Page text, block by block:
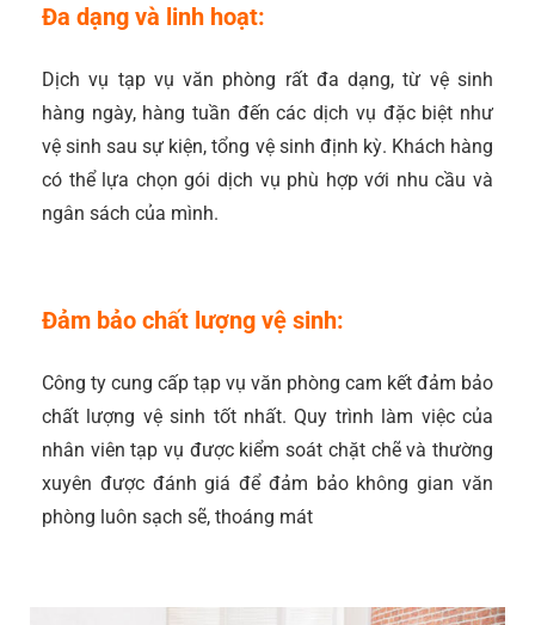
Đa dạng và linh hoạt:
Dịch vụ tạp vụ văn phòng rất đa dạng, từ vệ sinh
hàng ngày, hàng tuần đến các dịch vụ đặc biệt như
vệ sinh sau sự kiện, tổng vệ sinh định kỳ. Khách hàng
có thể lựa chọn gói dịch vụ phù hợp với nhu cầu và
ngân sách của mình.
Đảm bảo chất lượng vệ sinh:
Công ty cung cấp tạp vụ văn phòng cam kết đảm bảo
chất lượng vệ sinh tốt nhất. Quy trình làm việc của
nhân viên tạp vụ được kiểm soát chặt chẽ và thường
xuyên được đánh giá để đảm bảo không gian văn
phòng luôn sạch sẽ, thoáng mát